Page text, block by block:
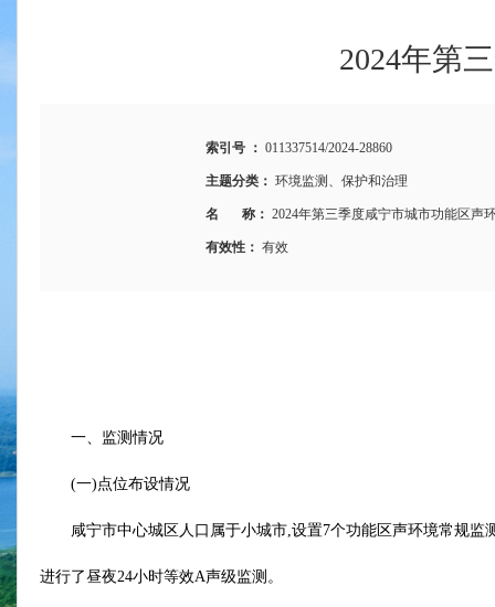
2024年第
索引号 ： 011337514/2024-28860
主题分类： 环境监测、保护和治理
名 称： 2024年第三季度咸宁市城市功能区声
有效性： 有效
一、监测情况
(一)点位布设情况
咸宁市中心城区人口属于小城市,设置7个功能区声环境常规监
进行了昼夜24小时等效A声级监测。